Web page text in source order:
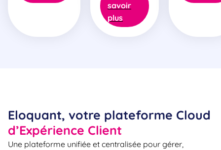
savoir
plus
Eloquant, votre plateforme Cloud
d’Expérience Client
Une plateforme unifiée et centralisée pour gérer,